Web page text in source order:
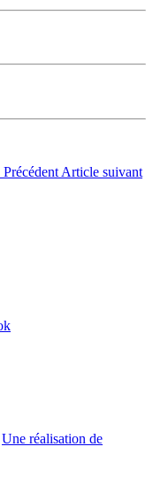
Précédent Article suivant
Une réalisation de